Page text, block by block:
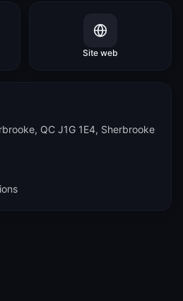
Site web
QC J1G 1E4, Sherbrooke